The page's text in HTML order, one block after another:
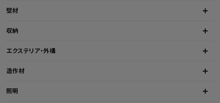
壁材
収納
エクステリア・外構
造作材
照明